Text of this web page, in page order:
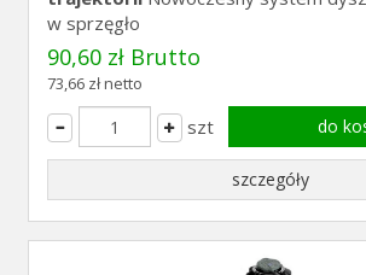
w sprzęgło
90,60 zł Brutto
73,66 zł netto
szt do
szczegóły